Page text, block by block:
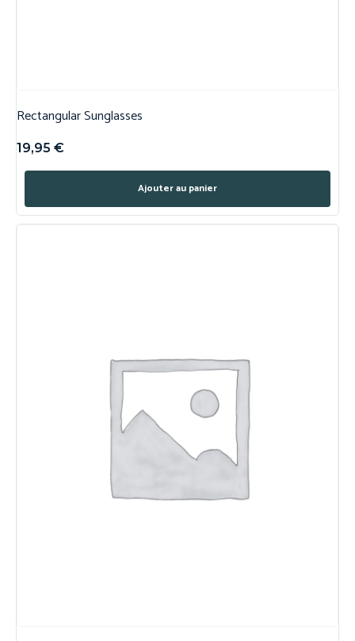
Rectangular Sunglasses
19,95 €
Ajouter au panier